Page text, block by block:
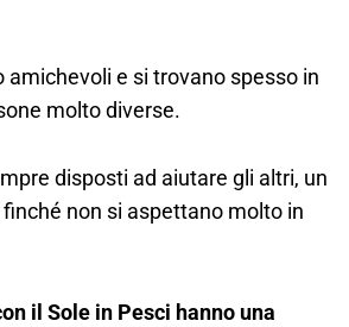
amichevoli e si trovano spesso in
molto diverse.
disposti ad aiutare gli altri, un
non si aspettano molto in
il Sole in Pesci hanno una